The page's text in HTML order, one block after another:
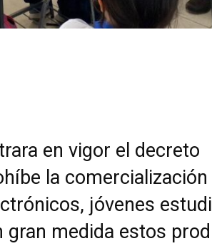
en vigor el decreto
la comercialización
jóvenes
medida estos